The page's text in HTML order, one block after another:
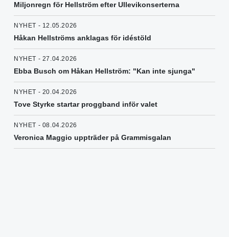
Miljonregn för Hellström efter Ullevikonserterna
NYHET - 12.05.2026
Håkan Hellströms anklagas för idéstöld
NYHET - 27.04.2026
Ebba Busch om Håkan Hellström: "Kan inte sjunga"
NYHET - 20.04.2026
Tove Styrke startar proggband inför valet
NYHET - 08.04.2026
Veronica Maggio uppträder på Grammisgalan